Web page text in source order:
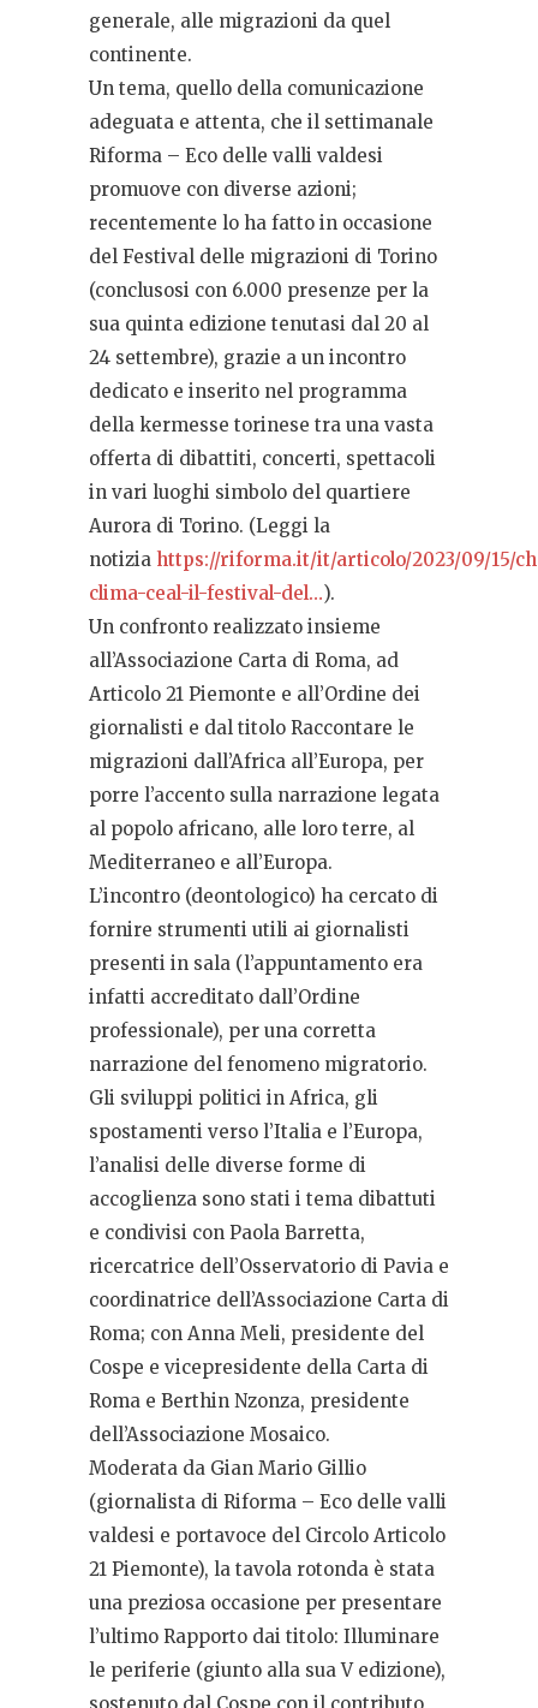
generale, alle migrazioni da quel
continente.
Un tema, quello della comunicazione
adeguata e attenta, che il settimanale
Riforma – Eco delle valli valdesi
promuove con diverse azioni;
recentemente lo ha fatto in occasione
del Festival delle migrazioni di Torino
(conclusosi con 6.000 presenze per la
sua quinta edizione tenutasi dal 20 al
24 settembre), grazie a un incontro
dedicato e inserito nel programma
della kermesse torinese tra una vasta
offerta di dibattiti, concerti, spettacoli
in vari luoghi simbolo del quartiere
Aurora di Torino. (Leggi la
notizia https://riforma.it/it/articolo/2023/09/15/
clima-ceal-il-festival-del…).
Un confronto realizzato insieme
all’Associazione Carta di Roma, ad
Articolo 21 Piemonte e all’Ordine dei
giornalisti e dal titolo Raccontare le
migrazioni dall’Africa all’Europa, per
porre l’accento sulla narrazione legata
al popolo africano, alle loro terre, al
Mediterraneo e all’Europa.
L’incontro (deontologico) ha cercato di
fornire strumenti utili ai giornalisti
presenti in sala (l’appuntamento era
infatti accreditato dall’Ordine
professionale), per una corretta
narrazione del fenomeno migratorio.
Gli sviluppi politici in Africa, gli
spostamenti verso l’Italia e l’Europa,
l’analisi delle diverse forme di
accoglienza sono stati i tema dibattuti
e condivisi con Paola Barretta,
ricercatrice dell’Osservatorio di Pavia e
coordinatrice dell’Associazione Carta di
Roma; con Anna Meli, presidente del
Cospe e vicepresidente della Carta di
Roma e Berthin Nzonza, presidente
dell’Associazione Mosaico.
Moderata da Gian Mario Gillio
(giornalista di Riforma – Eco delle valli
valdesi e portavoce del Circolo Articolo
21 Piemonte), la tavola rotonda è stata
una preziosa occasione per presentare
l’ultimo Rapporto dai titolo: Illuminare
le periferie (giunto alla sua V edizione),